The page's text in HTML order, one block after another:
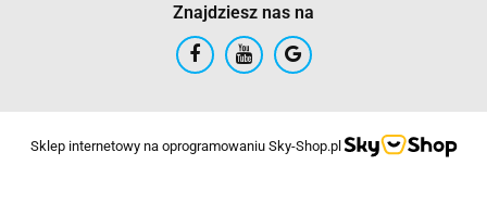
Znajdziesz nas na
Sklep internetowy na oprogramowaniu Sky-Shop.pl